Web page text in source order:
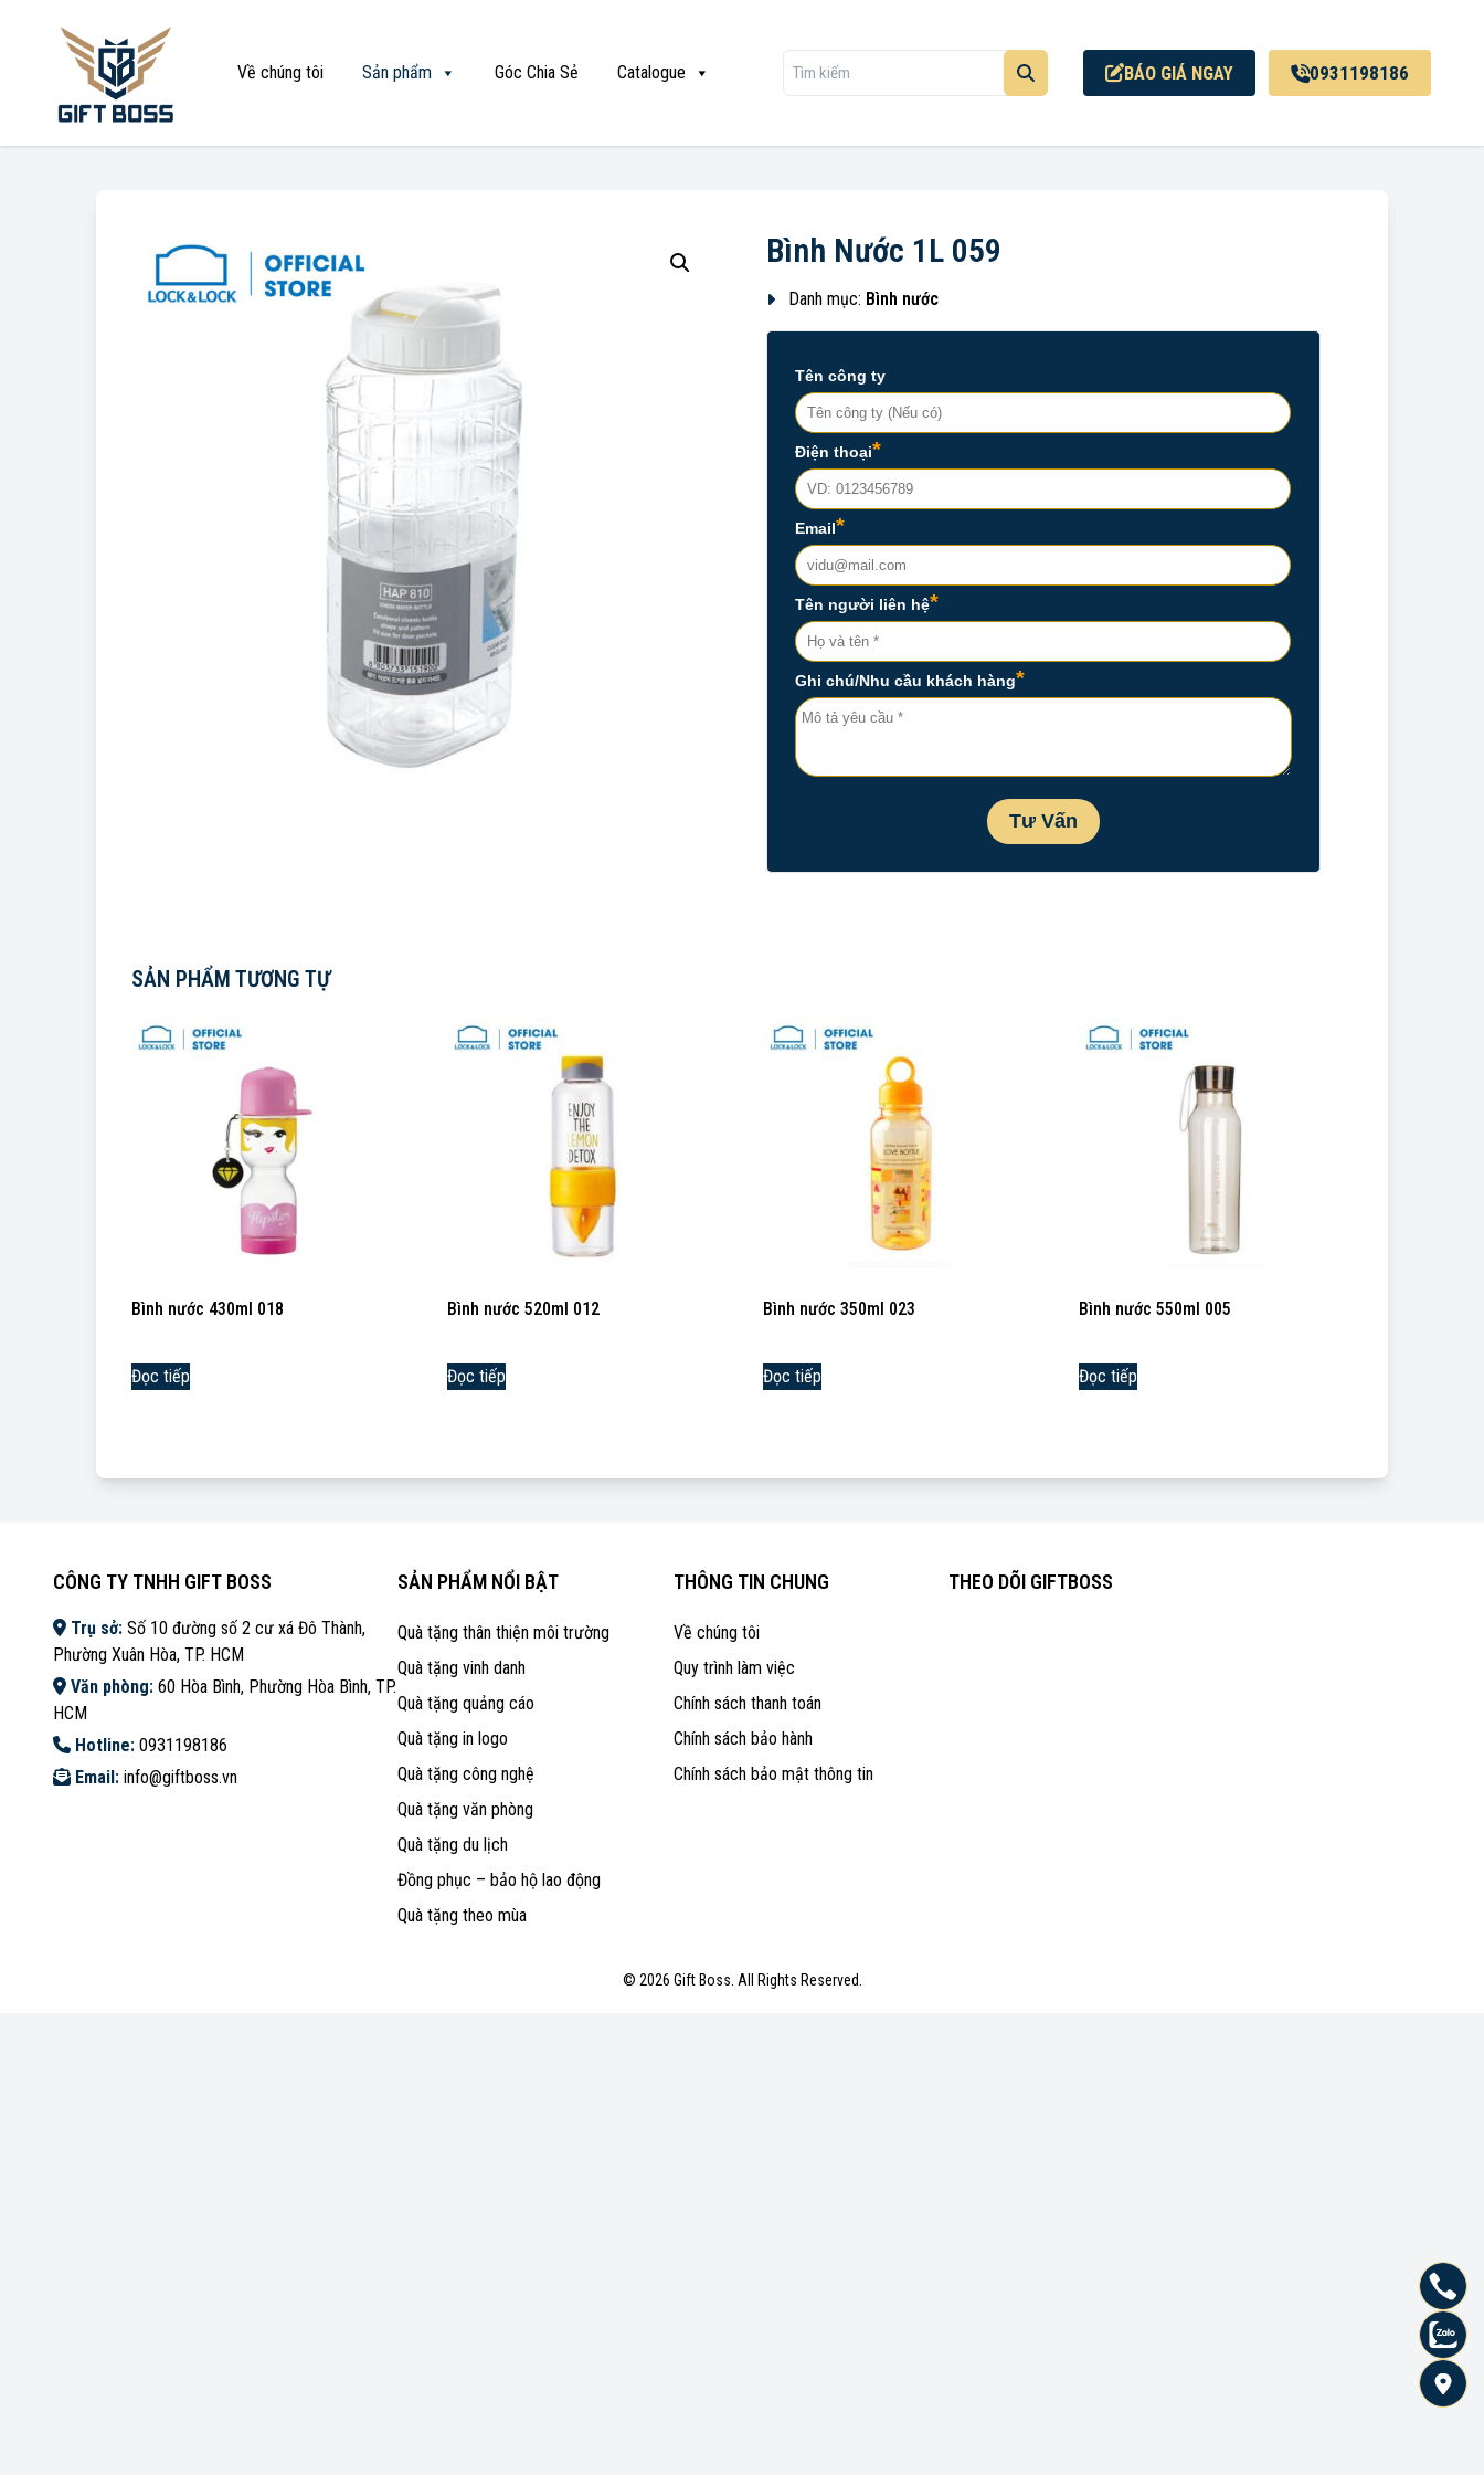
Về chúng tôi Sản phẩm Góc Chia Sẻ Catalogue BÁO GIÁ NGAY 0931198186
Bình Nước 1L 059
Danh mục: Bình nước
SẢN PHẨM TƯƠNG TỰ
Bình nước 430ml 018
Đọc tiếp
Bình nước 520ml 012
Đọc tiếp
Bình nước 350ml 023
Đọc tiếp
Bình nước 550ml 005
Đọc tiếp
CÔNG TY TNHH GIFT BOSS
Trụ sở: Số 10 đường số 2 cư xá Đô Thành,
Phường Xuân Hòa, TP. HCM
Văn phòng: 60 Hòa Bình, Phường Hòa Bình, TP.
HCM
Hotline: 0931198186
Email: info@giftboss.vn
SẢN PHẨM NỔI BẬT
Quà tặng thân thiện môi trường
Quà tặng vinh danh
Quà tặng quảng cáo
Quà tặng in logo
Quà tặng công nghệ
Quà tặng văn phòng
Quà tặng du lịch
Đồng phục – bảo hộ lao động
Quà tặng theo mùa
THÔNG TIN CHUNG
Về chúng tôi
Quy trình làm việc
Chính sách thanh toán
Chính sách bảo hành
Chính sách bảo mật thông tin
THEO DÕI GIFTBOSS
© 2026 Gift Boss. All Rights Reserved.